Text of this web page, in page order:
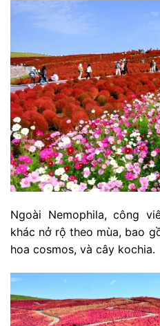
Ngoài Nemophila, công
khác nở rộ theo mùa, bao
hoa cosmos, và cây kochia.